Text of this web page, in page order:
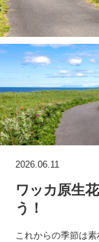
2026.06.11
ワッカ原生
う！
これからの季節は